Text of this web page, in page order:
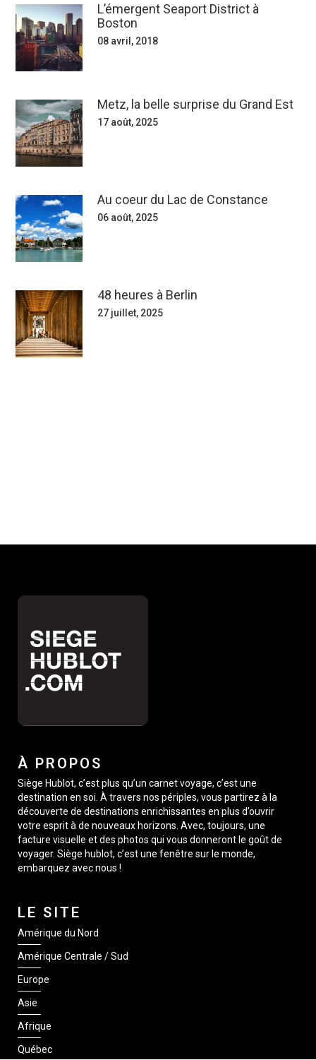
L’émergent Seaport District à
Boston
08 avril, 2018
Metz, la belle surprise du Grand Est
17 août, 2025
Au coeur du Lac de Constance
06 août, 2025
48 heures à Berlin
27 juillet, 2025
À PROPOS
Siège Hublot, c’est plus qu’un carnet voyage, c’est une
destination en soi. À travers nos périples, vous partirez à la
découverte de destinations enrichissantes en plus d’ouvrir
votre esprit à de nouveaux horizons. Avec, toujours, une
facture visuelle et des photos qui vous donneront le goût de
voyager. Siège hublot, c’est une fenêtre sur le monde,
embarquez avec nous !
LE SITE
Amérique du Nord
Amérique Centrale / Sud
Europe
Asie
Afrique
Québec